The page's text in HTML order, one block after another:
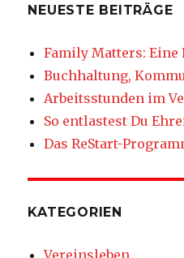
NEUESTE BEITRÄGE
Family Matters: Eine
Buchhaltung,
Arbeitsstunden im
So entlastest Du
Das ReStart-
KATEGORIEN
Vereinsleben